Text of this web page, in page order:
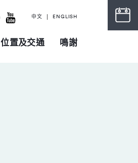
中文 ENGLISH
位置及交通 鳴謝